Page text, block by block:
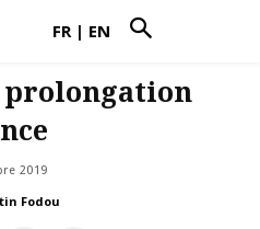
FR | EN
2019
Fodou